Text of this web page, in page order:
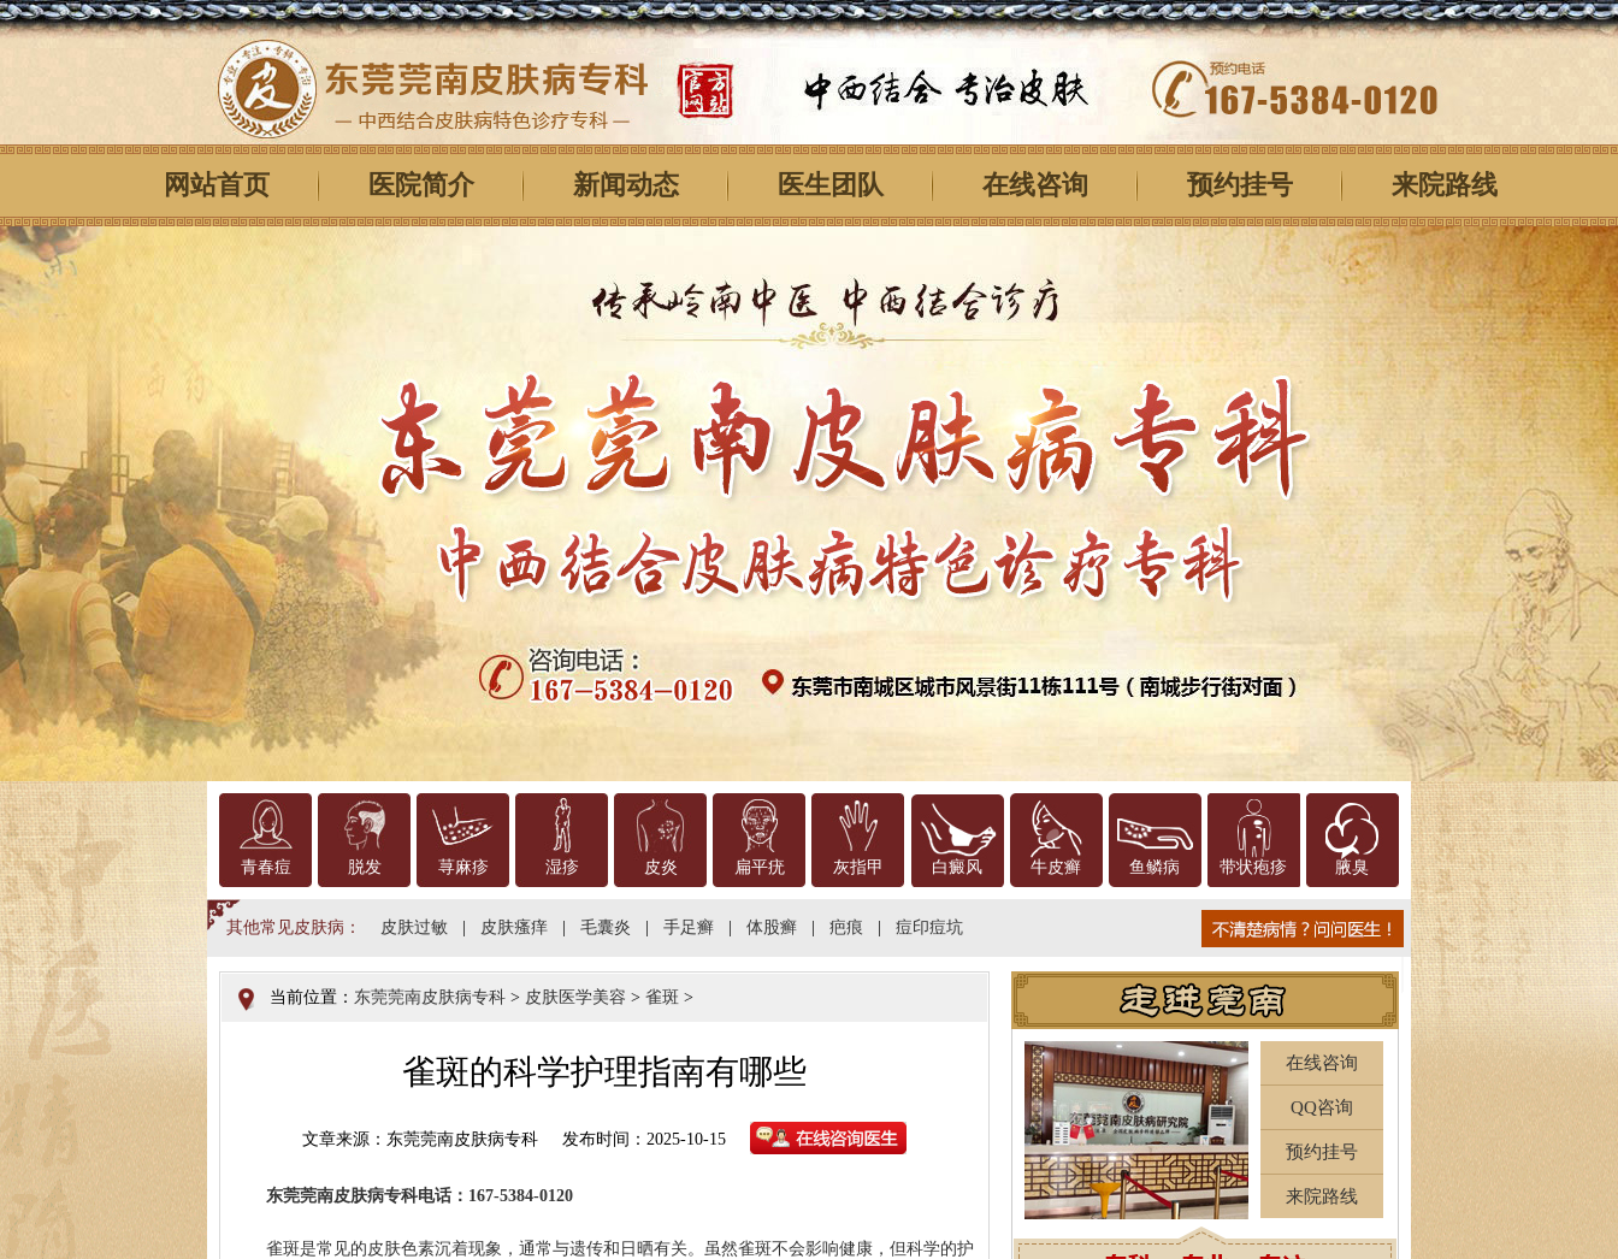
网站首页 医院简介 新闻动态 医生团队 在线咨询 预约挂号 来院路线
青春痘 脱发 荨麻疹 湿疹 皮炎 扁平疣 灰指甲 白癜风 牛皮癣 鱼鳞病 带状疱疹 腋臭
其他常见皮肤病： 皮肤过敏 皮肤瘙痒 毛囊炎 手足癣 体股癣 疤痕 痘印痘坑
当前位置： 东莞莞南皮肤病专科 > 皮肤医学美容 > 雀斑 >
雀斑的科学护理指南有哪些
文章来源：东莞莞南皮肤病专科 发布时间：2025-10-15
东莞莞南皮肤病专科电话：167-5384-0120
雀斑是常见的皮肤色素沉着现象，通常与遗传和日晒有关。虽然雀斑不会影响健康，但科学的护
在线咨询
QQ咨询
预约挂号
来院路线